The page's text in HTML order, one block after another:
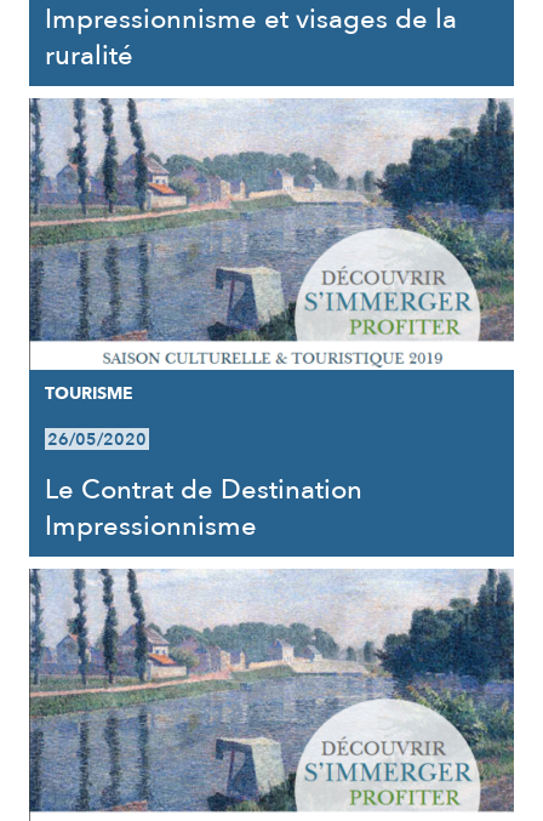
Impressionnisme et visages de la
ruralité
TOURISME
26/05/2020
Le Contrat de Destination
Impressionnisme